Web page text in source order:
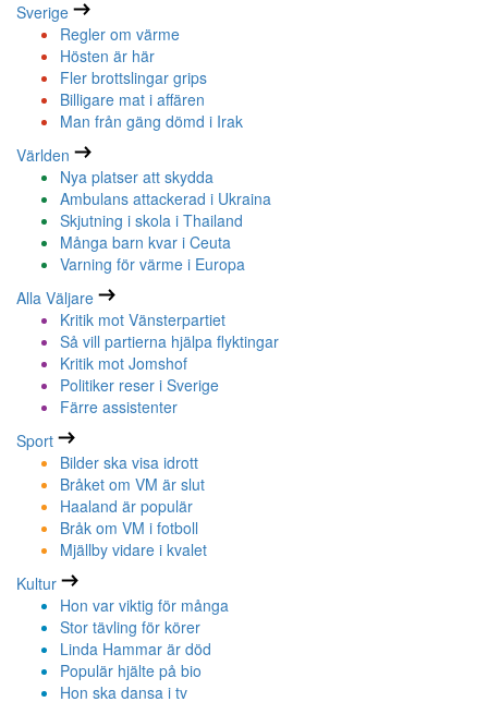
Sverige
Regler om värme
Hösten är här
Fler brottslingar grips
Billigare mat i affären
Man från gäng dömd i Irak
Världen
Nya platser att skydda
Ambulans attackerad i Ukraina
Skjutning i skola i Thailand
Många barn kvar i Ceuta
Varning för värme i Europa
Alla Väljare
Kritik mot Vänsterpartiet
Så vill partierna hjälpa flyktingar
Kritik mot Jomshof
Politiker reser i Sverige
Färre assistenter
Sport
Bilder ska visa idrott
Bråket om VM är slut
Haaland är populär
Bråk om VM i fotboll
Mjällby vidare i kvalet
Kultur
Hon var viktig för många
Stor tävling för körer
Linda Hammar är död
Populär hjälte på bio
Hon ska dansa i tv